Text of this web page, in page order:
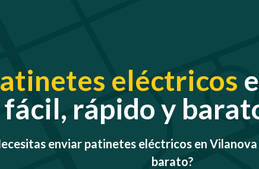
eléctricos
fácil, rápido y
enviar patinetes eléctricos en
barato?